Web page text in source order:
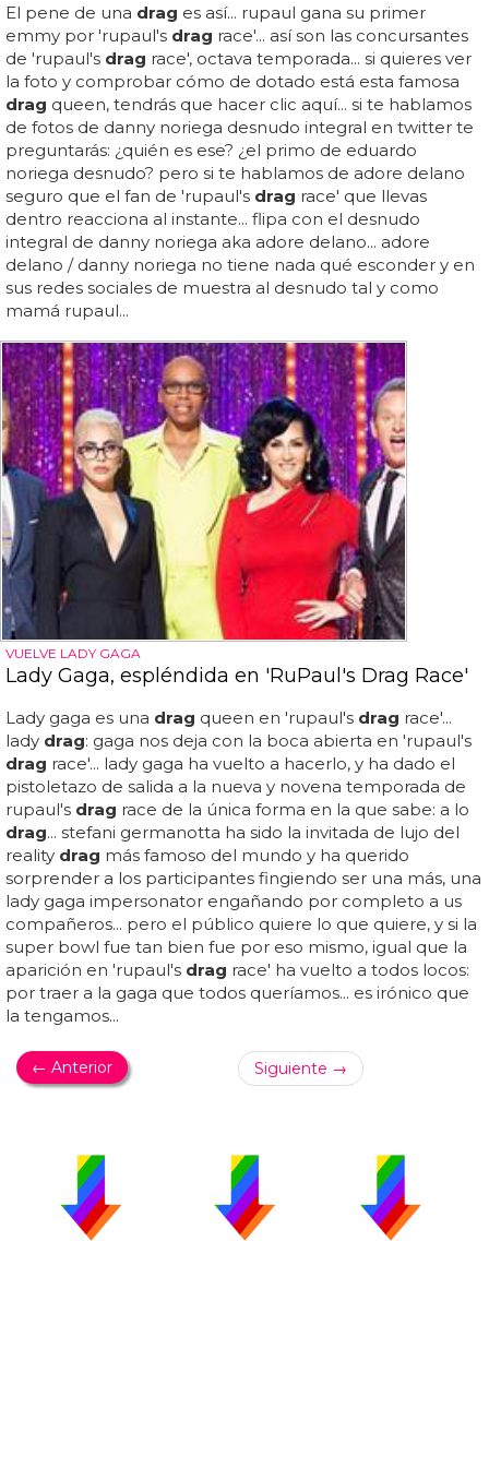
El pene de una drag es así... rupaul gana su primer
emmy por 'rupaul's drag race'... así son las concursantes
de 'rupaul's drag race', octava temporada... si quieres ver
la foto y comprobar cómo de dotado está esta famosa
drag queen, tendrás que hacer clic aquí... si te hablamos
de fotos de danny noriega desnudo integral en twitter te
preguntarás: ¿quién es ese? ¿el primo de eduardo
noriega desnudo? pero si te hablamos de adore delano
seguro que el fan de 'rupaul's drag race' que llevas
dentro reacciona al instante... flipa con el desnudo
integral de danny noriega aka adore delano... adore
delano / danny noriega no tiene nada qué esconder y en
sus redes sociales de muestra al desnudo tal y como
mamá rupaul...
VUELVE LADY GAGA
Lady Gaga, espléndida en 'RuPaul's Drag Race'
Lady gaga es una drag queen en 'rupaul's drag race'...
lady drag: gaga nos deja con la boca abierta en 'rupaul's
drag race'... lady gaga ha vuelto a hacerlo, y ha dado el
pistoletazo de salida a la nueva y novena temporada de
rupaul's drag race de la única forma en la que sabe: a lo
drag... stefani germanotta ha sido la invitada de lujo del
reality drag más famoso del mundo y ha querido
sorprender a los participantes fingiendo ser una más, una
lady gaga impersonator engañando por completo a us
compañeros... pero el público quiere lo que quiere, y si la
super bowl fue tan bien fue por eso mismo, igual que la
aparición en 'rupaul's drag race' ha vuelto a todos locos:
por traer a la gaga que todos queríamos... es irónico que
la tengamos...
← Anterior Siguiente →